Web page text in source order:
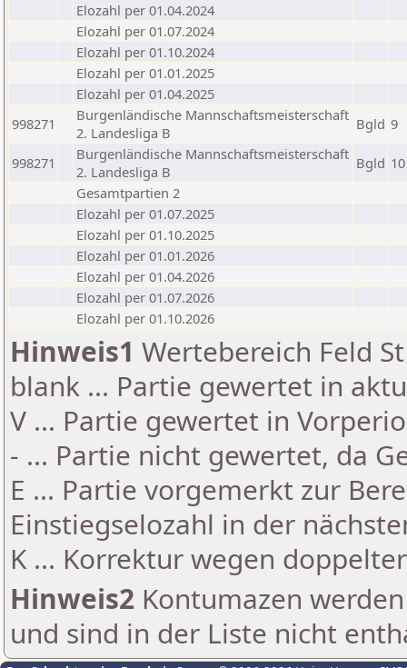
Elozahl per 01.04.2024
Elozahl per 01.07.2024
Elozahl per 01.10.2024
Elozahl per 01.01.2025
Elozahl per 01.04.2025
998271
Burgenländische Mannschaftsmeisterschaft
2. Landesliga B
Bgld 9
998271
Burgenländische Mannschaftsmeisterschaft
2. Landesliga B
Bgld 10
Gesamtpartien 2
Elozahl per 01.07.2025
Elozahl per 01.10.2025
Elozahl per 01.01.2026
Elozahl per 01.04.2026
Elozahl per 01.07.2026
Elozahl per 01.10.2026
Hinweis1 Wertebereich Feld
blank ... Partie gewertet in
V ... Partie gewertet in
- ... Partie nicht gewertet, da
E ... Partie vorgemerkt zur
Einstiegselozahl in der
K ... Korrektur wegen
Hinweis2 Kontumazen
und sind in der Liste nicht